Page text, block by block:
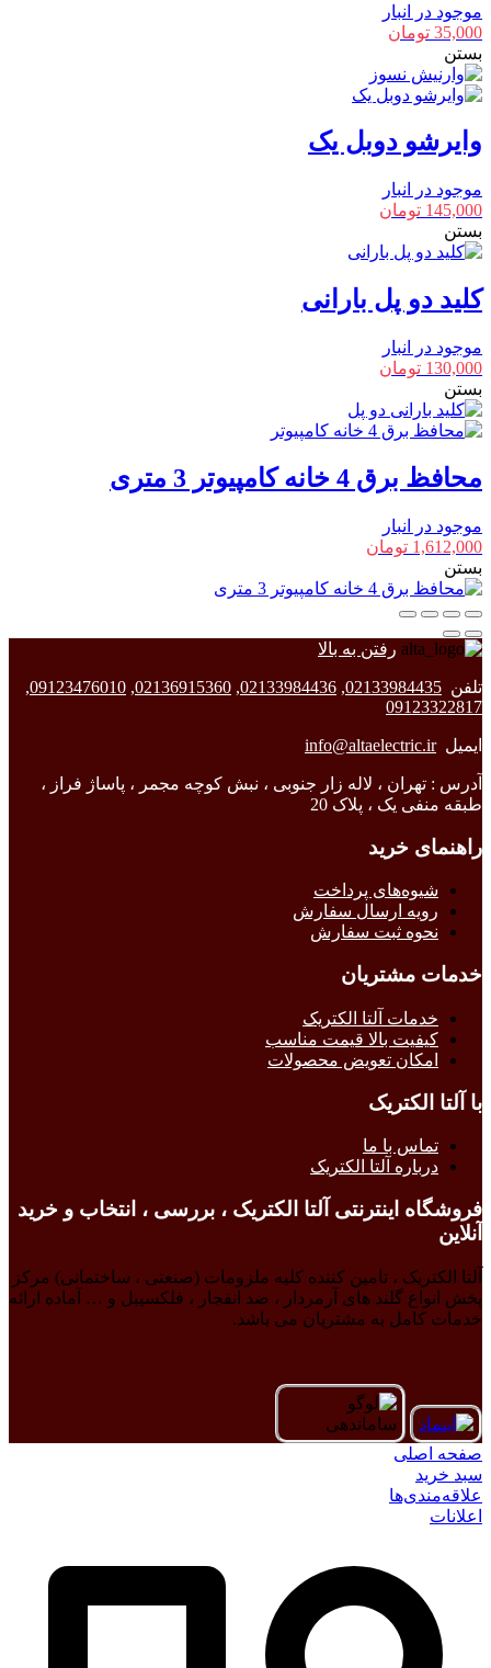
موجود در انبار
35,000 تومان
بستن
وایرشو دوبل یک
موجود در انبار
145,000 تومان
بستن
کلید دو پل بارانی
موجود در انبار
130,000 تومان
بستن
محافظ برق 4 خانه کامپیوتر 3 متری
موجود در انبار
1,612,000 تومان
بستن
رفتن به بالا
تلفن 02133984435
,
02133984436
,
02136915360
,
09123476010
,
09123322817
ایمیلinfo@altaelectric.ir
آدرس : تهران ، لاله زار جنوبی ، نبش کوچه مجمر ، پاساژ فراز ،
طبقه منفی یک ، پلاک 20
راهنمای خرید
شیوه‌های پرداخت
رویه ارسال سفارش
نحوه ثبت سفارش
خدمات مشتریان
خدمات آلتا الکتریک
کیفیت بالا قیمت مناسب
امکان تعویض محصولات
با آلتا الکتریک
تماس با ما
درباره آلتا الکتریک
فروشگاه اینترنتی آلتا الکتریک ، بررسی ، انتخاب و خرید
آنلاین
آلتا الکتریک ، تامین کننده کلیه ملزومات (صنعتی ، ساختمانی) مرکز
پخش انواع گلند های آرمردار ، ضد انفجار ، فلکسیبل و … آماده ارائه
خدمات کامل به مشتریان می باشد.
صفحه اصلی
سبد خرید
علاقه‌مندی‌ها
اعلانات